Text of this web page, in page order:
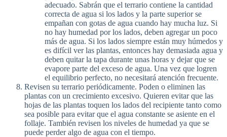
adecuado. Sabrán que el terrario contiene la cantidad
correcta de agua si los lados y la parte superior se
empañan con gotas de agua cuando hay mucha luz. Si
no hay humedad por los lados, deben agregar un poco
más de agua. Si los lados siempre están muy húmedos y
es difícil ver las plantas, entonces hay demasiada agua y
deben quitar la tapa durante unas horas y dejar que se
evapore parte del exceso de agua. Una vez que logren
el equilibrio perfecto, no necesitará atención frecuente.
Revisen su terrario periódicamente. Poden o eliminen las
plantas con un crecimiento excesivo. Quieren evitar que las
hojas de las plantas toquen los lados del recipiente tanto como
sea posible para evitar que el agua constante se asiente en el
follaje. También revisen los niveles de humedad ya que se
puede perder algo de agua con el tiempo.